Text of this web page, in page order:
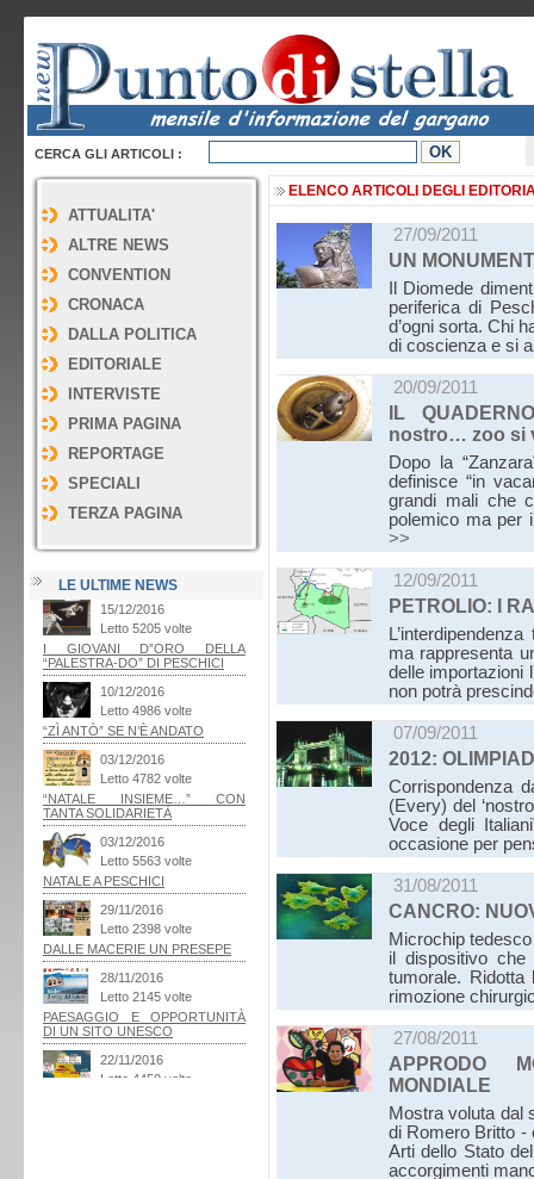
CERCA GLI ARTICOLI :
ATTUALITA'
ALTRE NEWS
CONVENTION
CRONACA
DALLA POLITICA
EDITORIALE
INTERVISTE
PRIMA PAGINA
REPORTAGE
SPECIALI
TERZA PAGINA
LE ULTIME NEWS
ELENCO ARTICOLI DEGLI
27/09/2011
UN
Il Diomede
periferica di
d’ogni sorta. Chi
di coscienza e si
20/09/2011
IL
nostro… zoo si
Dopo la
definisce “in
grandi mali che
polemico ma per
>>
12/09/2011
PETROLIO: I
ma rappresenta
delle importazioni
non potrà
07/09/2011
2012:
Corrispondenza
(Every) del
Voce degli
occasione per
31/08/2011
CANCRO:
Microchip
il dispositivo
tumorale. Ridotta
rimozione
27/08/2011
APPRODO
MONDIALE
Mostra voluta dal
di Romero Britto -
Arti dello Stato
accorgimenti